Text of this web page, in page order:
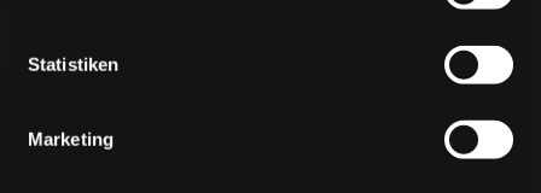
Statistiken
Marketing